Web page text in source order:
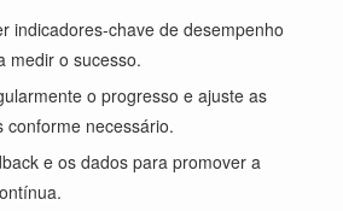
indicadores-chave de desempenho
medir o sucesso.
o progresso e ajuste as
conforme necessário.
e os dados para promover a